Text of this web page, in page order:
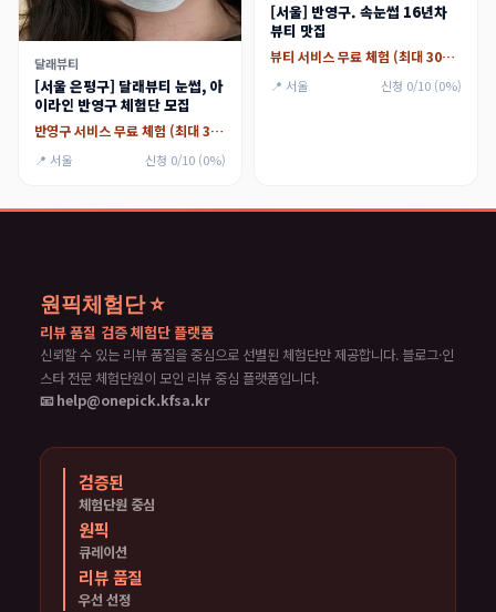
달래뷰티
[서울 은평구] 달래뷰티 눈썹, 아
이라인 반영구 체험단 모집
반영구 서비스 무료 체험 (최대 30만원)
📍 서울 신청 0/10 (0%)
[서울] 반영구. 속눈썹 16년차
뷰티 맛집
뷰티 서비스 무료 체험 (최대 30만원)
📍 서울 신청 0/10 (0%)
원픽체험단 ⭐
리뷰 품질 검증 체험단 플랫폼
신뢰할 수 있는 리뷰 품질을 중심으로 선별된 체험단만 제공합니다. 블로그·인
스타 전문 체험단원이 모인 리뷰 중심 플랫폼입니다.
📧 help@onepick.kfsa.kr
검증된
체험단원 중심
원픽
큐레이션
리뷰 품질
우선 선정